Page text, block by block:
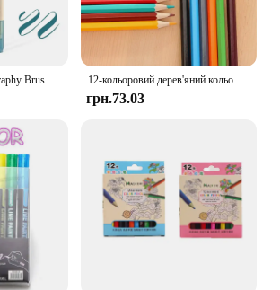
3pcs Retro color Calligraphy Brush Pen Set DIY Scrapbooking Crafts Soft Tip Dual side Fine Liner Art Lettering Drawing Markers 12-кольоровий дерев'яний кольоровий набір, нетоксичний стандартний короткий олівець для малювання HB, інструмент для малювання, канцтовари, шкільне приладдя
грн.73.03